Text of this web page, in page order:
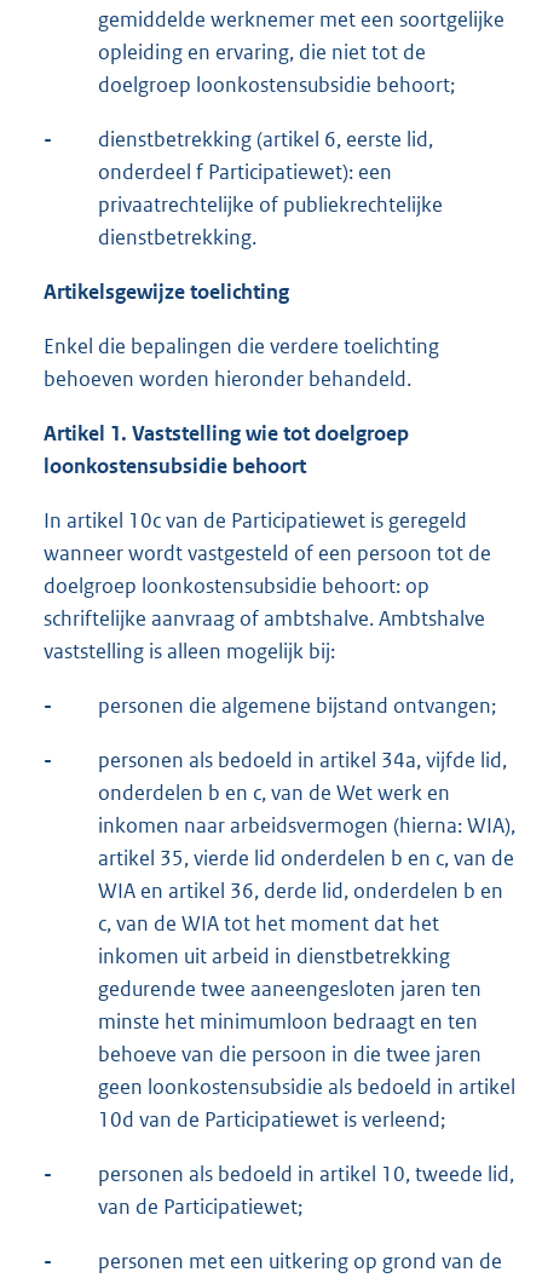
gemiddelde werknemer met een soortgelijke
opleiding en ervaring, die niet tot de
doelgroep loonkostensubsidie behoort;
-
dienstbetrekking (artikel 6, eerste lid,
onderdeel f Participatiewet): een
privaatrechtelijke of publiekrechtelijke
dienstbetrekking.
Artikelsgewijze toelichting
Enkel die bepalingen die verdere toelichting
behoeven worden hieronder behandeld.
Artikel 1. Vaststelling wie tot doelgroep
loonkostensubsidie behoort
In artikel 10c van de Participatiewet is geregeld
wanneer wordt vastgesteld of een persoon tot de
doelgroep loonkostensubsidie behoort: op
schriftelijke aanvraag of ambtshalve. Ambtshalve
vaststelling is alleen mogelijk bij:
- personen die algemene bijstand ontvangen;
-
personen als bedoeld in artikel 34a, vijfde lid,
onderdelen b en c, van de Wet werk en
inkomen naar arbeidsvermogen (hierna: WIA),
artikel 35, vierde lid onderdelen b en c, van de
WIA en artikel 36, derde lid, onderdelen b en
c, van de WIA tot het moment dat het
inkomen uit arbeid in dienstbetrekking
gedurende twee aaneengesloten jaren ten
minste het minimumloon bedraagt en ten
behoeve van die persoon in die twee jaren
geen loonkostensubsidie als bedoeld in artikel
10d van de Participatiewet is verleend;
-
personen als bedoeld in artikel 10, tweede lid,
van de Participatiewet;
-
personen met een uitkering op grond van de